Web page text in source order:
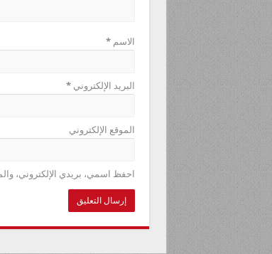
الاسم*
البريد الإلكتروني*
الموقع الإلكتروني
احفظ اسمي، بريدي الإلكتروني،